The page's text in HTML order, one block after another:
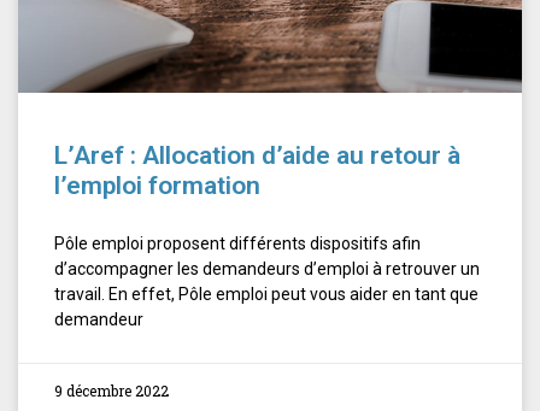
L’Aref : Allocation d’aide au retour à
l’emploi formation
Pôle emploi proposent différents dispositifs afin
d’accompagner les demandeurs d’emploi à retrouver un
travail. En effet, Pôle emploi peut vous aider en tant que
demandeur
9 décembre 2022